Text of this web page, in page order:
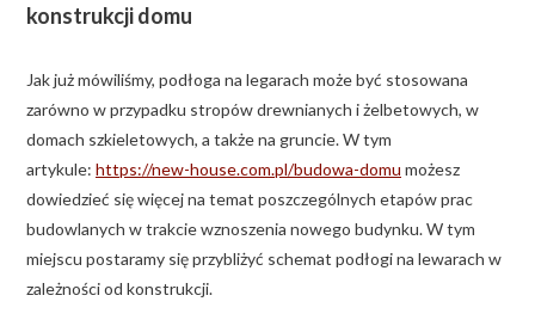
konstrukcji domu
Jak już mówiliśmy, podłoga na legarach może być stosowana
zarówno w przypadku stropów drewnianych i żelbetowych, w
domach szkieletowych, a także na gruncie. W tym
artykule: https://new-house.com.pl/budowa-domu możesz
dowiedzieć się więcej na temat poszczególnych etapów prac
budowlanych w trakcie wznoszenia nowego budynku. W tym
miejscu postaramy się przybliżyć schemat podłogi na lewarach w
zależności od konstrukcji.